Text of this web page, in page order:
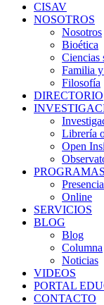
CISAV
NOSOTROS
Nosotros
Bioética
Ciencias
Familia
Filosofía
DIRECTORIO
Librería
Open
PROGRAMAS
Online
SERVICIOS
BLOG
Blog
Columna
Noticias
VIDEOS
PORTAL
CONTACTO